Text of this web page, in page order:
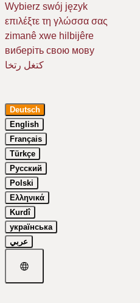
Wybierz swój język
επιλέξτε τη γλώσσα σας
zimanê xwe hilbijêre
виберіть свою мову
كتغل رتخا
Deutsch
English
Français
Türkçe
Русский
Polski
Ελληνικά
Kurdî
українська
عربي
Um Ihr Erlebnis auf unserer
Cookies. Dazu benötigen wir Ihre
unsererDatenschutzerklärung
Google Maps